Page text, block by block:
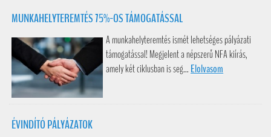
MUNKAHELYTEREMTÉS 75%-OS TÁMOGATÁSSAL
A munkahelyteremtés ismét lehetséges pályázati
támogatással! Megjelent a népszerű NFA kiírás,
amely két ciklusban is seg... Elolvasom
ÉVINDÍTÓ PÁLYÁZATOK